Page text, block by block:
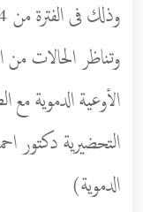
وذلك فى الفترة من 13/7/2024 إلى 18/7/2024
وتناظر الحالات من
الأوعية الدموية مع
التحضيرية دكتور
الدموية)